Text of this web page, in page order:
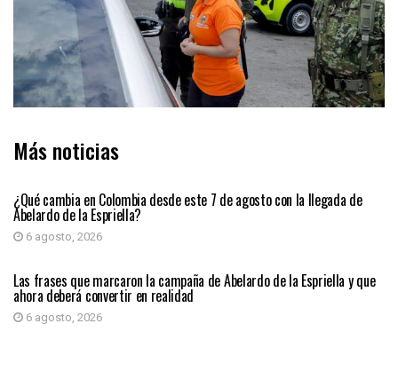
Más noticias
¿Qué cambia en Colombia desde este 7 de agosto con la llegada de
Abelardo de la Espriella?
6 agosto, 2026
PRIMER PLANO
Las frases que marcaron la campaña de Abelardo de la Espriella y que
ahora deberá convertir en realidad
6 agosto, 2026